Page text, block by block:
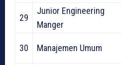
29
Junior Engineering
Manger
30 Manajemen Umum